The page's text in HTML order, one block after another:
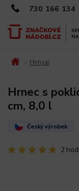
730 166 134
Hrnce
Hrnec s
cm, 8,0 l
Český výrobek
2